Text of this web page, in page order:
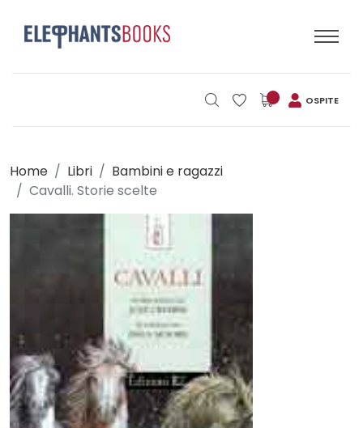
OSPITE
Home Libri
Bambini e ragazzi
Cavalli. Storie scelte